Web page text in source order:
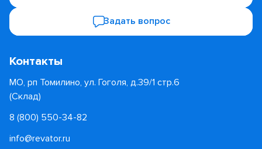
Задать вопрос
Контакты
МО, рп Томилино, ул. Гоголя, д.39/1 стр.6
(Склад)
8 (800) 550-34-82
info@revator.ru